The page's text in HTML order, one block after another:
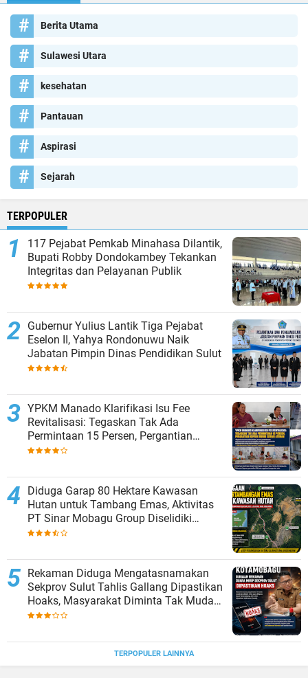
Berita Utama
Sulawesi Utara
kesehatan
Pantauan
Aspirasi
Sejarah
TERPOPULER
117 Pejabat Pemkab Minahasa Dilantik,
Bupati Robby Dondokambey Tekankan
Integritas dan Pelayanan Publik
Gubernur Yulius Lantik Tiga Pejabat
Eselon II, Yahya Rondonuwu Naik
Jabatan Pimpin Dinas Pendidikan Sulut
YPKM Manado Klarifikasi Isu Fee
Revitalisasi: Tegaskan Tak Ada
Permintaan 15 Persen, Pergantian
Kepsek Murni Sesuai Aturan
Diduga Garap 80 Hektare Kawasan
Hutan untuk Tambang Emas, Aktivitas
PT Sinar Mobagu Group Diselidiki
Aparat
Rekaman Diduga Mengatasnamakan
Sekprov Sulut Tahlis Gallang Dipastikan
Hoaks, Masyarakat Diminta Tak Mudah
Percaya
TERPOPULER LAINNYA